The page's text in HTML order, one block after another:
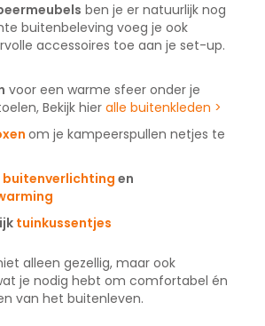
ben je er natuurlijk nog
buitenbeleving voeg je ook
accessoires toe aan je set-up.
voor een warme sfeer onder je
Bekijk hier alle buitenkleden >
om je kampeerspullen netjes te
buitenverlichting en
tuinkussentjes
alleen gezellig, maar ook
je nodig hebt om comfortabel én
van het buitenleven.